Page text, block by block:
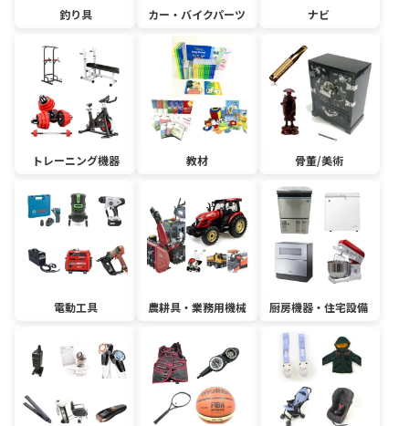
釣り具 カー・バイクパーツ ナビ
トレーニング機器 教材 骨董/美術
電動工具 農耕具・業務用機械 厨房機器・住宅設備